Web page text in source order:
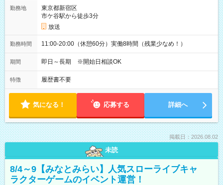
勤務地
東京都新宿区
市ケ谷駅から徒歩3分
放送
勤務時間 11:00-20:00（休憩60分）実働8時間（残業少なめ！）
期間 即日～長期 ※開始日相談OK
特徴 履歴書不要
気になる！ 応募する 詳細へ
掲載日：2026.08.02
未読
8/4～9【みなとみらい】人気スローライブキャ
ラクターゲームのイベント運営！